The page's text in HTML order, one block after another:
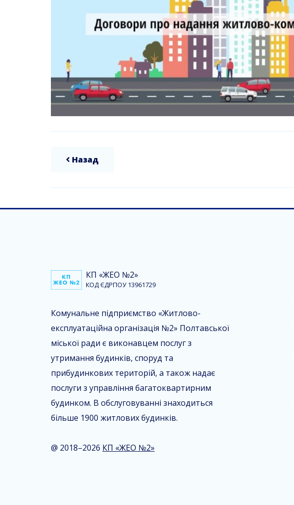
Назад
КП «ЖЕО №2»
КОД ЄДРПОУ 13961729
Комунальне підприємство «Житлово-
експлуатаційна організація №2» Полтавської
міської ради є виконавцем послуг з
утримання будинків, споруд та
прибудинкових територій, а також надає
послуги з управління багатоквартирним
будинком. В обслуговуванні знаходиться
більше 1900 житлових будинків.
@ 2018–2026 КП «ЖЕО №2»